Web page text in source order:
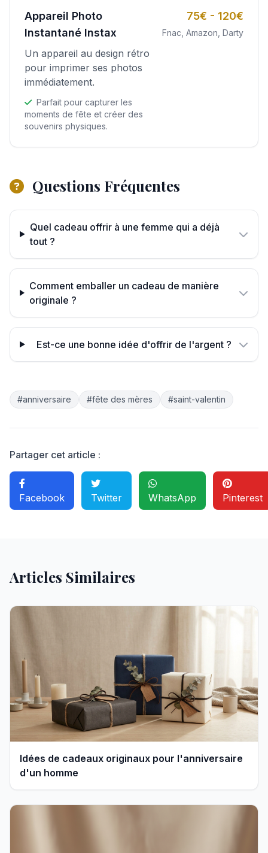
Appareil Photo
Instantané Instax
Un appareil au design rétro
pour imprimer ses photos
immédiatement.
Parfait pour capturer les
moments de fête et créer des
souvenirs physiques.
75€ - 120€
Fnac, Amazon, Darty
Questions Fréquentes
Quel cadeau offrir à une femme qui a déjà
tout ?
Comment emballer un cadeau de manière
originale ?
Est-ce une bonne idée d'offrir de l'argent ?
#anniversaire #fête des mères #saint-valentin
Partager cet article :
Facebook Twitter WhatsApp Pinterest
Articles Similaires
Idées de cadeaux originaux pour l'anniversaire
d'un homme